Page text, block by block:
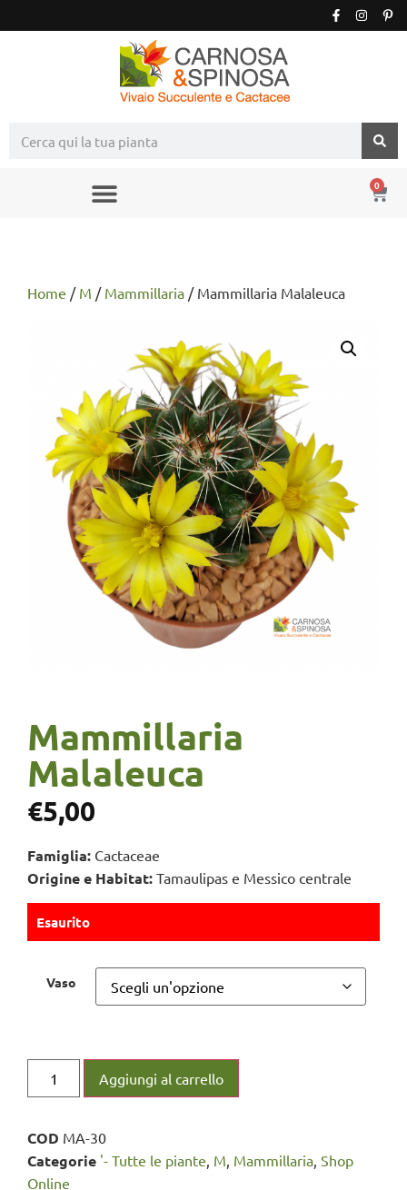
0
Home / M / Mammillaria / Mammillaria Malaleuca
Mammillaria
Malaleuca
€5,00
Famiglia: Cactaceae
Origine e Habitat: Tamaulipas e Messico centrale
Esaurito
Vaso
Aggiungi al carrello
COD MA-30
Categorie '- Tutte le piante M Mammillaria Shop
Online